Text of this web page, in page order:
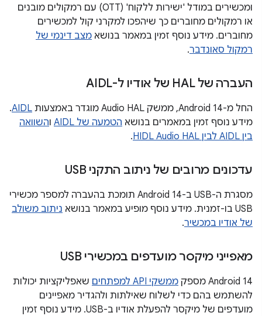
ומכשירים במודל 'ישירות ללקוח' (OTT) עם רמקולים מובנים
או רמקולים מחוברים כך שיהפכו למקרני קול למכשירים
מחוברים. מידע נוסף זמין במאמר בנושא מצב דינמי של
רמקול סאונדבר.
העברה של HAL של אודיו ל-AIDL
החל מ-Android 14, ממשק Audio HAL מוגדר באמצעות AIDL
.
מידע נוסף זמין במאמרים בנושא הטמעה של AIDL ו השוואה
בין AIDL לבין HIDL Audio HAL
.
עדכונים מרובים של ניתוב התקני USB
מסגרת ה-USB ב-Android 14 תומכת בהעברה למספר מכשירי
USB בו-זמנית. מידע נוסף מופיע במאמר בנושא
ניתוב משולב
של אודיו במכשיר.
מאפייני מיקסר מועדפים במכשירי USB
‫Android 14 מספק ממשקי API למפתחים
שאפליקציות יכולות
להשתמש בהם כדי לשלוח שאילתות ולהגדיר מאפיינים
מועדפים של מיקסר להפעלת אודיו ב-USB. מידע נוסף זמין